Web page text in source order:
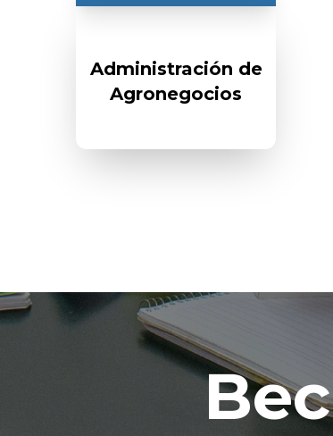
Administración de
Agronegocios